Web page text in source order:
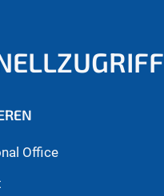
Office